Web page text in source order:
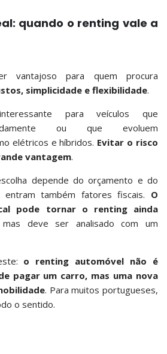
quando o renting vale a
vantajoso para quem procura
simplicidade e flexibilidade.
para veículos que
ou que evoluem
elétricos e híbridos. Evitar o risco
vantagem.
depende do orçamento e do
entram também fatores fiscais. O
pode tornar o renting ainda
deve ser analisado com um
o renting automóvel não é
pagar um carro, mas uma nova
. Para muitos portugueses,
o sentido.